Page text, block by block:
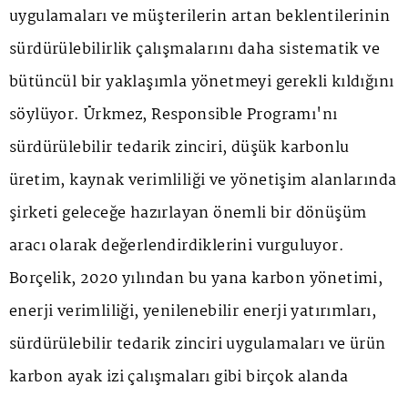
uygulamaları ve müşterilerin artan beklentilerinin
sürdürülebilirlik çalışmalarını daha sistematik ve
bütüncül bir yaklaşımla yönetmeyi gerekli kıldığını
söylüyor. Ürkmez, Responsible Programı'nı
sürdürülebilir tedarik zinciri, düşük karbonlu
üretim, kaynak verimliliği ve yönetişim alanlarında
şirketi geleceğe hazırlayan önemli bir dönüşüm
aracı olarak değerlendirdiklerini vurguluyor.
Borçelik, 2020 yılından bu yana karbon yönetimi,
enerji verimliliği, yenilenebilir enerji yatırımları,
sürdürülebilir tedarik zinciri uygulamaları ve ürün
karbon ayak izi çalışmaları gibi birçok alanda